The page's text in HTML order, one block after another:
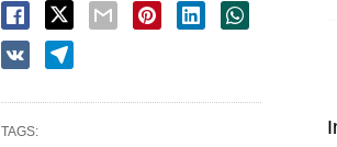
TAGS: